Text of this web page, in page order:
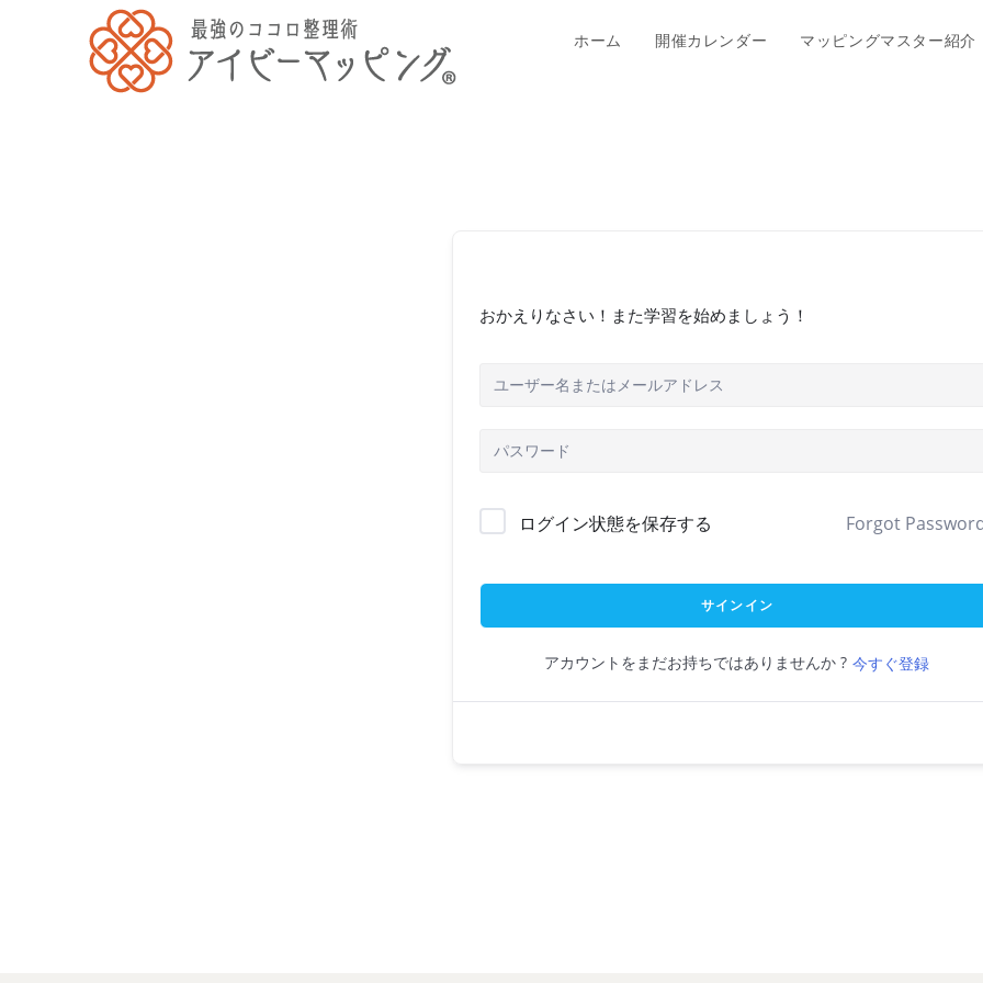
ホーム 開催カレンダー マッピングマスター紹介
おかえりなさい！また学習を始めましょう！
ログイン状態を保存する Forgot
サインイン
アカウントをまだお持ちではありませんか ? 今すぐ登録